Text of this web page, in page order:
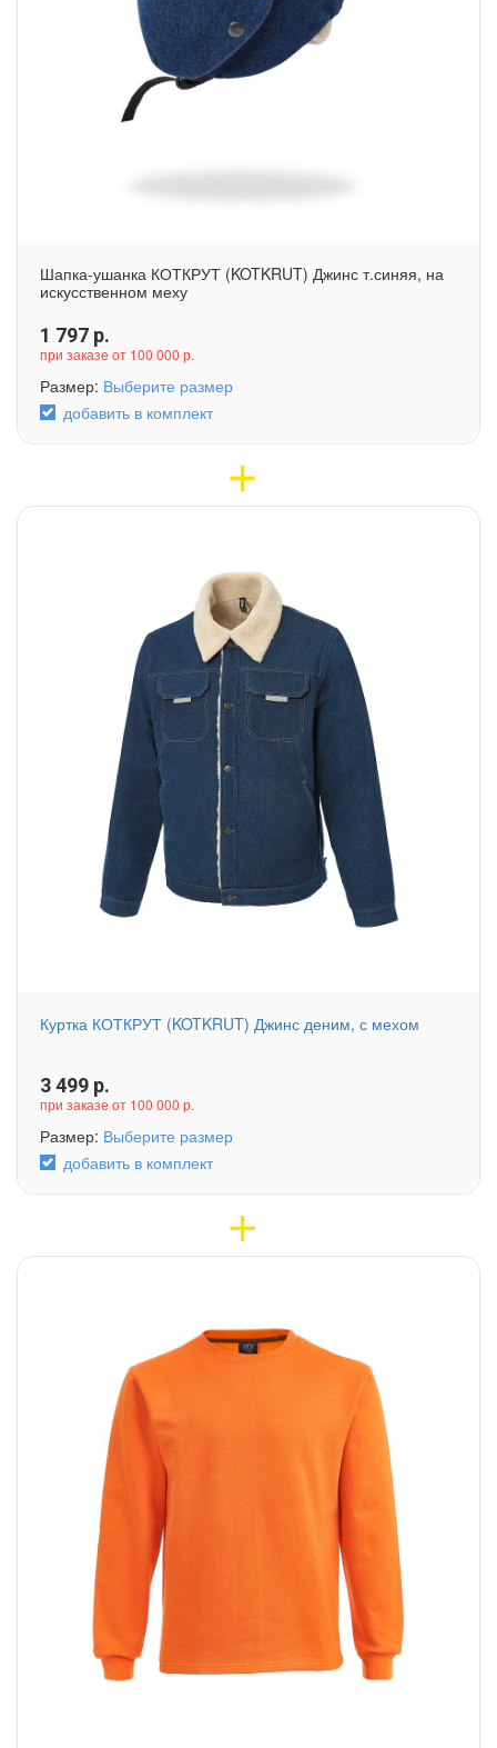
Шапка-ушанка КОТКРУТ (KOTKRUT) Джинс т.синяя, на
искусственном меху
1 797 р.
при заказе от 100 000 р.
Размер: Выберите размер
добавить в комплект
Куртка КОТКРУТ (KOTKRUT) Джинс деним, с мехом
3 499 р.
при заказе от 100 000 р.
Размер: Выберите размер
добавить в комплект